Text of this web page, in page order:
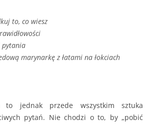
to, co wiesz
pytania
marynarkę z łatami na łokciach
to jednak przede wszystkim sztuka
pytań. Nie chodzi o to, by „pobić